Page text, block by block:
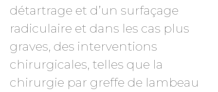
détartrage et d’un surfaçage
radiculaire et dans les cas plus
graves, des interventions
chirurgicales, telles que la
chirurgie par greffe de lambeau